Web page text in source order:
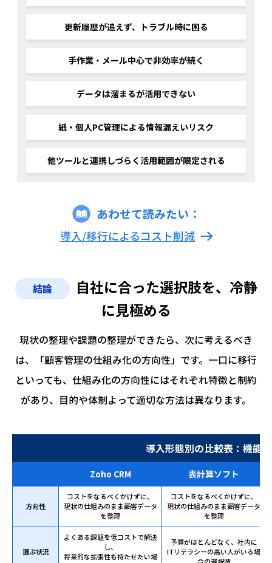
更新履歴が追えず、トラブル時に困る
手作業・メール中心で非効率が続く
データは溜まるが活用できない
紙・個人PC管理による情報漏えいリスク
他ツールと連携しづらく活用範囲が限定される
あわせて読みたい：
導入/移行によるコスト削減
結論
自社に合った選択肢を、冷静
に見極める
現状の整理や課題の整理ができたら、次に考えるべき
は、「顧客管理の仕組み化の方向性」です。 一口に移行
といっても、仕組み化の方向性にはそれぞれ特徴と制約
があり、目的や体制よって適切な方法は異なります。
導入形態別の比較表：機能
Zoho CRM 表計算ソフト
方向性
コストをなるべくかけずに、
現状の仕組みのまま顧客データ
を整理
コストをなるべくかけずに、
現状の仕組みのまま顧客データ
を整理
選ぶ状況
よくある課題を低コストで解決
し、
将来的な拡張性も持たせたい場
予算がほとんどなく、社内に
ITリテラシーの高い人がいる場